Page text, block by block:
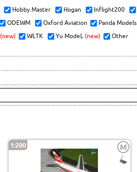
Hobby Master Hogan Inflight200
ODEWM Oxford Aviation Panda Models
(new) WLTK Yu ModeL (new)
Other
1:200 M